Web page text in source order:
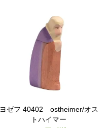
ヨゼフ 40402 ostheimer/オス
トハイマー